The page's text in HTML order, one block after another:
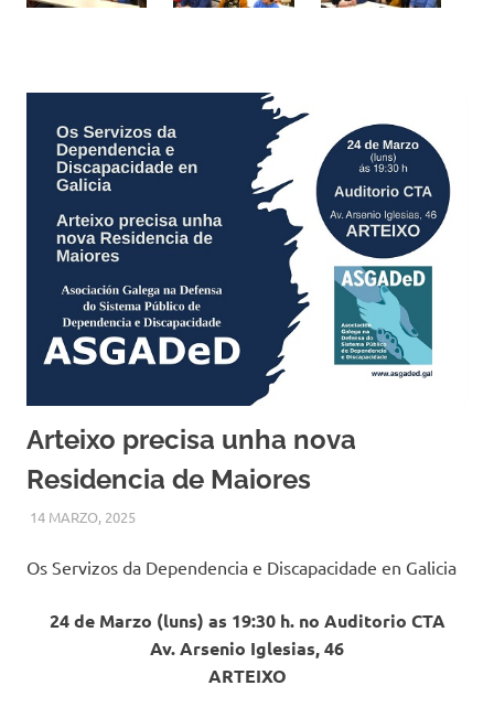
Arteixo precisa unha nova
Residencia de Maiores
14 MARZO, 2025ASGADED
MISCELANEA
Os Servizos da Dependencia e Discapacidade en Galicia
24 de Marzo (luns) as 19:30 h. no Auditorio CTA
Av. Arsenio Iglesias, 46
ARTEIXO